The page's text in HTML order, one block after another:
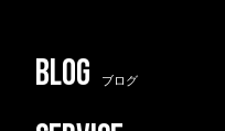
ブログ